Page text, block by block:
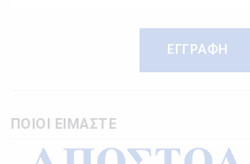
ΕΓΓΡΑΦΗ
ΠΟΙΟΙ ΕΙΜΑΣΤΕ